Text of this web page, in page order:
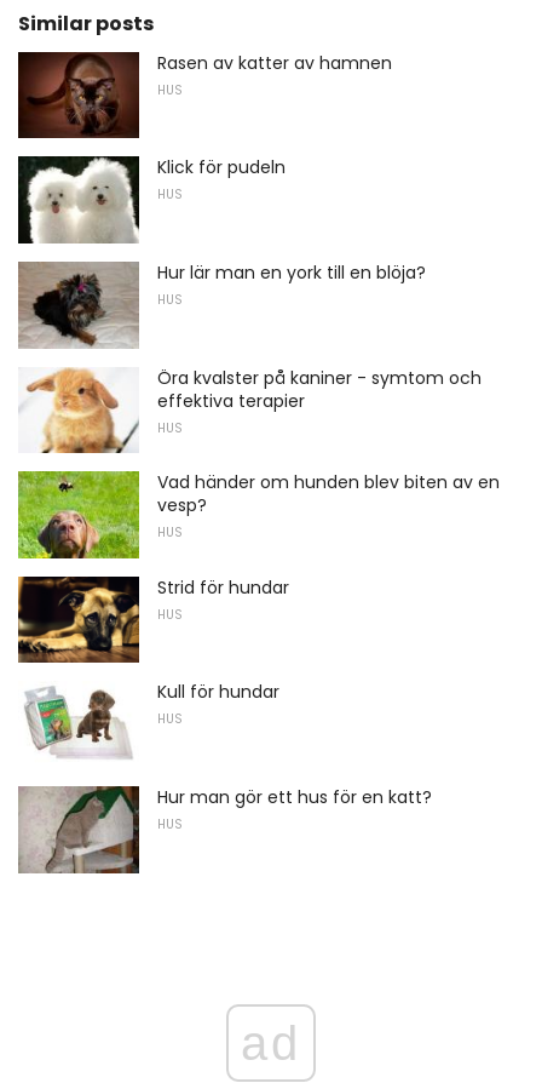
Similar posts
Rasen av katter av hamnen
HUS
Klick för pudeln
HUS
Hur lär man en york till en blöja?
HUS
Öra kvalster på kaniner - symtom och
effektiva terapier
HUS
Vad händer om hunden blev biten av en
vesp?
HUS
Strid för hundar
HUS
Kull för hundar
HUS
Hur man gör ett hus för en katt?
HUS
ad